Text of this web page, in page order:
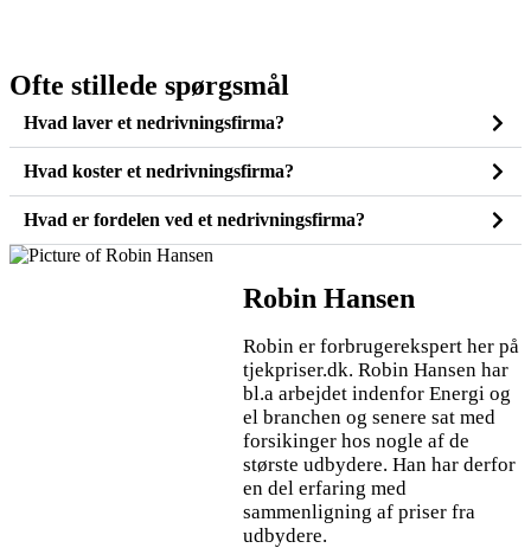
Ofte stillede spørgsmål
Hvad laver et nedrivningsfirma?
Hvad koster et nedrivningsfirma?
Hvad er fordelen ved et nedrivningsfirma?
Robin Hansen
Robin er forbrugerekspert her på
tjekpriser.dk. Robin Hansen har
bl.a arbejdet indenfor Energi og
el branchen og senere sat med
forsikinger hos nogle af de
største udbydere. Han har derfor
en del erfaring med
sammenligning af priser fra
udbydere.